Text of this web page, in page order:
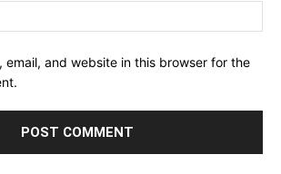
email, and website in this browser for the